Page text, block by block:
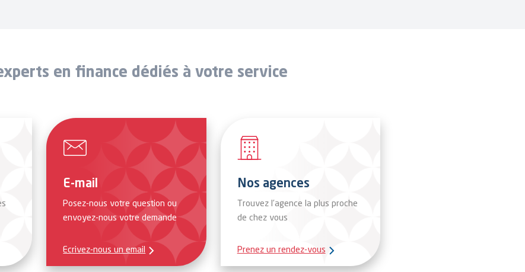
en finance dédiés à votre service
E-mail
Posez-nous votre question ou
envoyez-nous votre demande
Ecrivez-nous un email
Nos agences
Trouvez l’agence la plus proche
de chez vous
Prenez un rendez-vous